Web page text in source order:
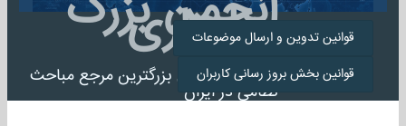
میلیتاری
انجمن میلیتاری بزرگترین مرجع مباحث
نظامی در ایران
قوانین تدوین و ارسال موضوعات
قوانین بخش بروز رسانی کاربران